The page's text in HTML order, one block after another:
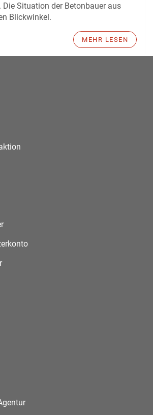
Die Situation der Betonbauer aus
Blickwinkel.
MEHR LESEN